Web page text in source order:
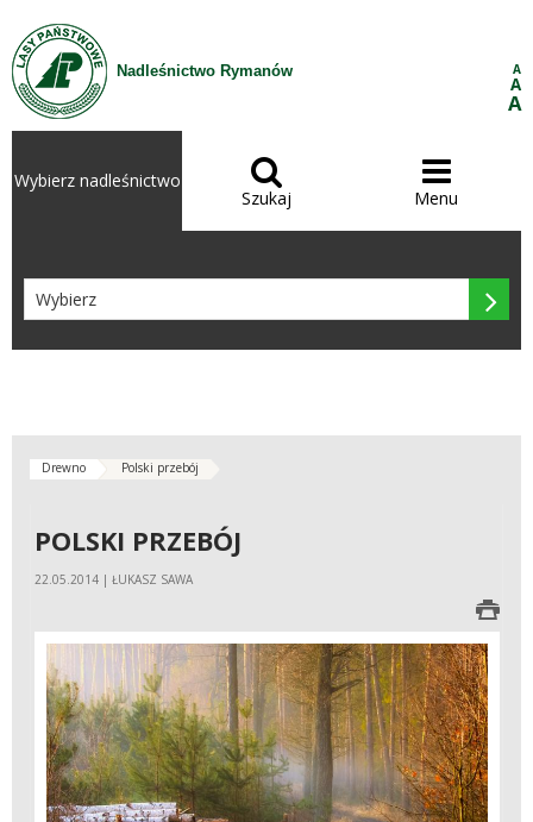
Przejdź do treści
Nadleśnictwo Rymanów A
A
A
Wybierz nadleśnictwo 
Szukaj

Menu

Drewno Polski przebój
POLSKI PRZEBÓJ
22.05.2014 | ŁUKASZ SAWA